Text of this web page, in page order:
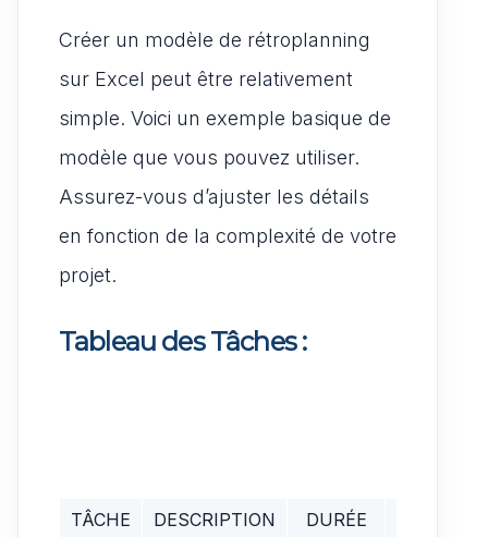
Créer un modèle de rétroplanning
sur Excel peut être relativement
simple. Voici un exemple basique de
modèle que vous pouvez utiliser.
Assurez-vous d’ajuster les détails
en fonction de la complexité de votre
projet.
Tableau des Tâches :
TÂCHE DESCRIPTION
DURÉE